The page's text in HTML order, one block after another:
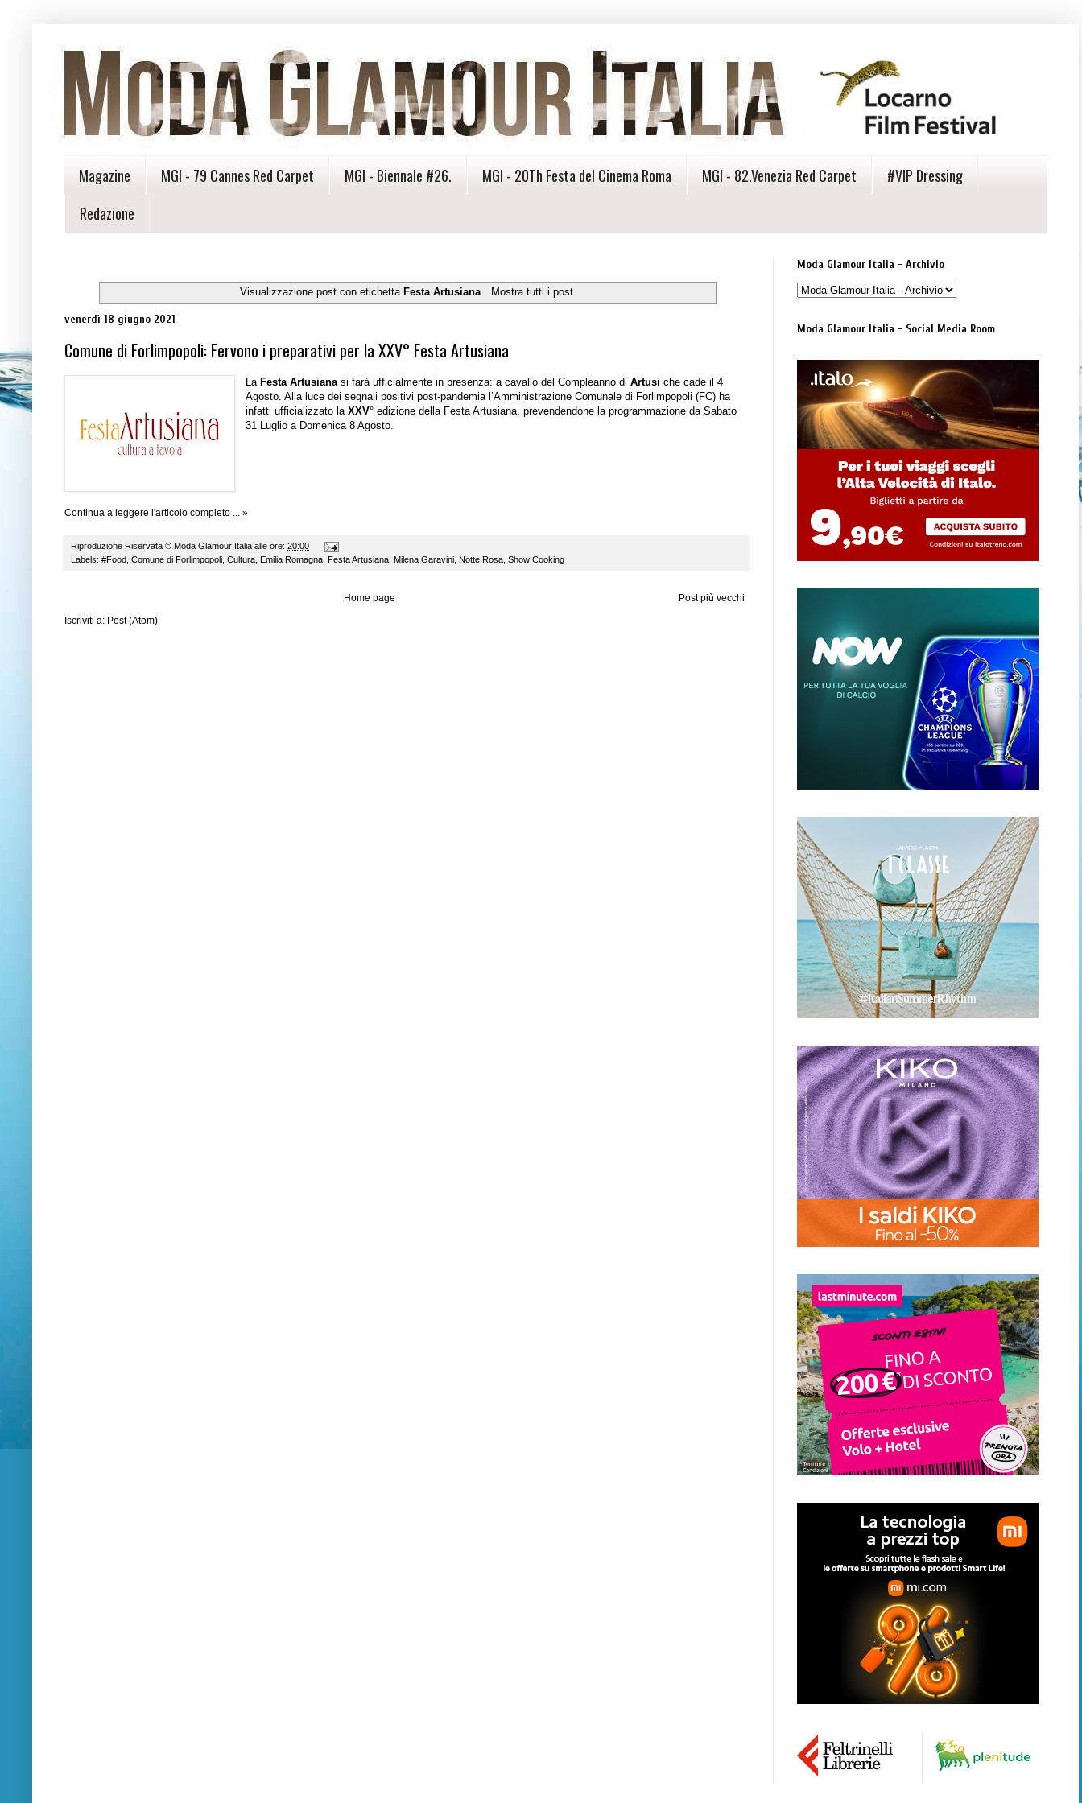
Magazine MGI - 79 Cannes Red Carpet MGI - Biennale #26. MGI - 20Th Festa del Cinema Roma MGI - 82.Venezia Red Carpet
#VIP Dressing
Redazione
Visualizzazione post con etichetta Festa Artusiana. Mostra tutti i post
venerdì 18 giugno 2021
Comune di Forlimpopoli: Fervono i preparativi per la XXV° Festa Artusiana
La Festa Artusianasi farà ufficialmente in presenza: a cavallo del Compleanno diArtusi che cade il 4
Agosto. Alla luce dei segnali positivi post-pandemia l’Amministrazione Comunale di Forlimpopoli (FC) ha
infatti ufficializzato laXXV° edizione della Festa Artusiana, prevendendone la programmazione da Sabato
31 Luglio a Domenica 8 Agosto.
Continua a leggere l'articolo completo ... »
Riproduzione Riservata © Moda Glamour Italia alle ore: 20:00
Labels: #Food, Comune di Forlimpopoli, Cultura, Emilia Romagna, Festa Artusiana, Milena Garavini, Notte Rosa, Show Cooking
Post più vecchi
Home page
Iscriviti a: Post (Atom)
Moda Glamour Italia - Archivio
Moda Glamour Italia - Social Media Room